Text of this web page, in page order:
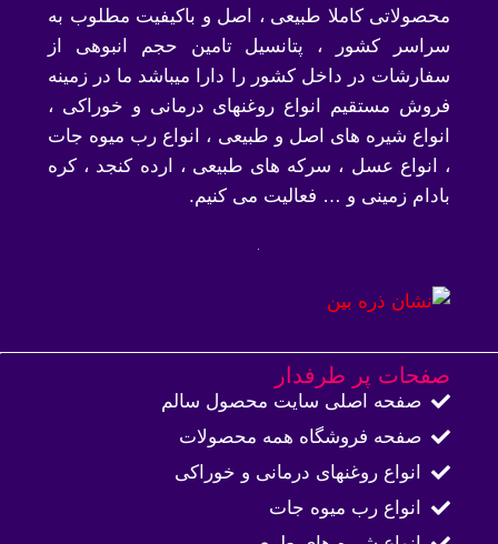
محصولاتی کاملا طبیعی ، اصل و باکیفیت مطلوب به
سراسر کشور ، پتانسیل تامین حجم انبوهی از
سفارشات در داخل کشور را دارا میباشد ما در زمینه
فروش مستقیم انواع روغنهای درمانی و خوراکی ،
انواع شیره های اصل و طبیعی ، انواع رب میوه جات
، انواع عسل ، سرکه های طبیعی ، ارده کنجد ، کره
بادام زمینی و … فعالیت می کنیم.
صفحات پر طرفدار
صفحه اصلی سایت محصول سالم
صفحه فروشگاه همه محصولات​
انواع روغنهای درمانی و خوراکی
انواع رب میوه جات